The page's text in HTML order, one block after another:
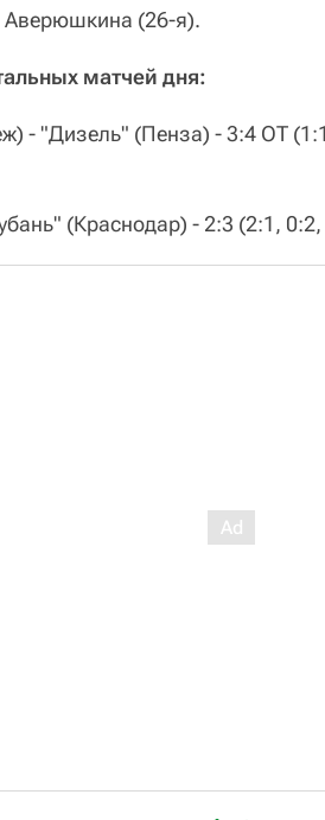
Аверюшкина (26-я).
матчей дня:
- "Дизель" (Пенза) - 3:4 ОТ
(Краснодар) - 2:3 (2:1, 0:2,